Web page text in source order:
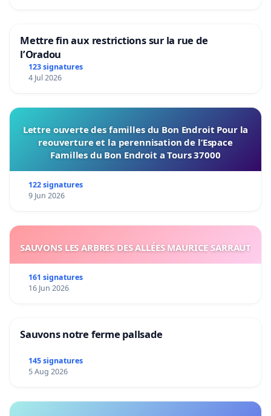
Mettre fin aux restrictions sur la rue de
l’Oradou
123 signatures
4 Jul 2026
Lettre ouverte des familles du Bon Endroit Pour la
reouverture et la perennisation de l’Espace
Familles du Bon Endroit a Tours 37000
122 signatures
9 Jun 2026
SAUVONS LES ARBRES DES ALLÉES MAURICE SARRAUT
161 signatures
16 Jun 2026
Sauvons notre ferme pallsade
145 signatures
5 Aug 2026